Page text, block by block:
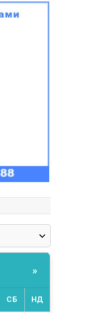
»
СБ НД